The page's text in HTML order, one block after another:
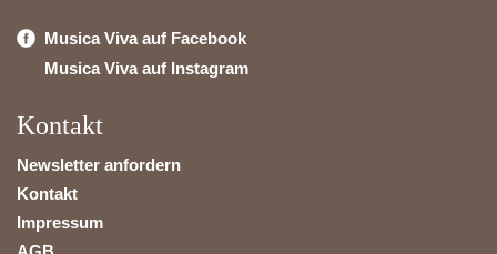
Musica Viva auf Facebook
Musica Viva auf Instagram
Kontakt
Newsletter anfordern
Kontakt
Impressum